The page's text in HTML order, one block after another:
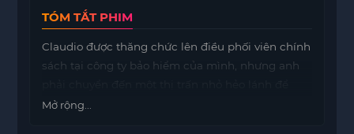
TÓM TẮT PHIM
Claudio được thăng chức lên điều phối viên chính
sách tại công ty bảo hiểm của mình, nhưng anh
nhận công việc. Sau khi đến nơi, nhiều chiếc xe
Mở rộng...